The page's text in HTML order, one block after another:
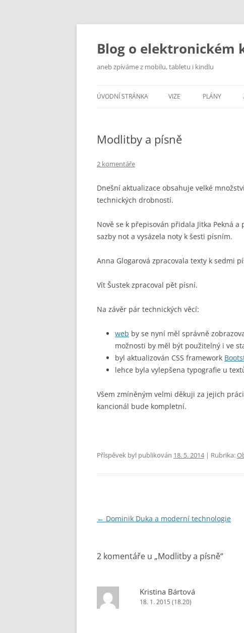
Přejít
obsahu
webu
Blog o elektronickém
aneb zpíváme z mobilu, tabletu i kindlu
ÚVODNÍ STRÁNKA VIZE PLÁNY
Modlitby a písně
2 komentáře
Dnešní aktualizace obsahuje velké
technických drobností.
Nově se k přepisován přidala Jitka Pekná
sazby not a vysázela noty k šesti písním.
Anna Glogarová zpracovala texty k sedmi
Vít Šustek zpracoval pět písní.
Na závěr pár technických věcí:
web by se nyní měl správně
možnosti by měl být použitelný i ve
byl aktualizován CSS framework
lehce byla vylepšena typografie u
Všem zmíněným velmi děkuji za jejich
kancionál bude kompletní.
Příspěvek byl publikován 18. 5. 2014| Rubrika:
Navigace
← Dominik Duka a moderní technologie
2 komentáře u „Modlitby a písně“
Kristina Bártová
18. 1. 2015 (18.20)